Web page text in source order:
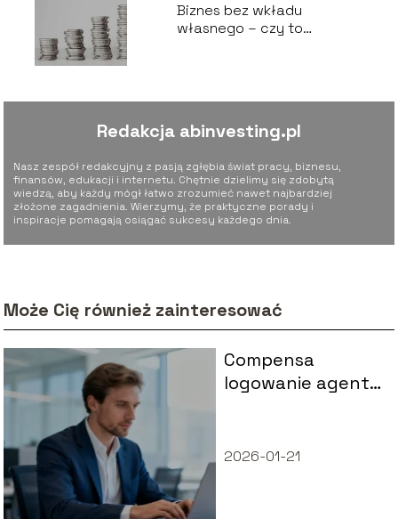
Biznes bez wkładu
własnego – czy to
Redakcja abinvesting.pl
Nasz zespół redakcyjny z pasją zgłębia świat pracy, biznesu,
finansów, edukacji i internetu. Chętnie dzielimy się zdobytą
wiedzą, aby każdy mógł łatwo zrozumieć nawet najbardziej
złożone zagadnienia. Wierzymy, że praktyczne porady i
inspiracje pomagają osiągać sukcesy każdego dnia.
Może Cię również zainteresować
Compensa
logowanie agenta
panelu?
2026-01-21